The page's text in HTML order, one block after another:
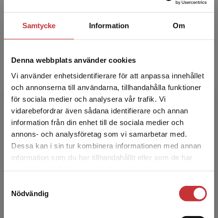
Samtycke Information Om
Denna webbplats använder cookies
Vi använder enhetsidentifierare för att anpassa innehållet
och annonserna till användarna, tillhandahålla funktioner
för sociala medier och analysera vår trafik. Vi
vidarebefordrar även sådana identifierare och annan
information från din enhet till de sociala medier och
annons- och analysföretag som vi samarbetar med.
Dessa kan i sin tur kombinera informationen med annan
information som du har tillhandahållit eller som de har
Nödvändig
Begränsad fraktregion
Det verkar som att du besöker
studentlitteratur.se via en enhet utanför Sverige.
Vi erbjuder inte leveranser utanför Sverige. För
att kunna slutföra ett köp måste
David Gunnarsson är lektor i etnologi vid
Södertörns högskola och knuten till
Institutionen för historia och samtidsstudier
Elisabeth Wollin
Elisabeth Wollin är fil.dr. och lektor i etnologi
Hennes for...